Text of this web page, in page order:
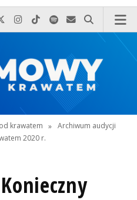
po prostu do nas zadzwoń
nas na Facebook-u
Odwiedź nas na X
Odwiedź nas na Instagram-ie
Odwiedź nas na TikTok-u
Szukaj nas na Spotify
Wyślij do nas
Szukaj
krawatem » Archiwum audycji
2020 r.